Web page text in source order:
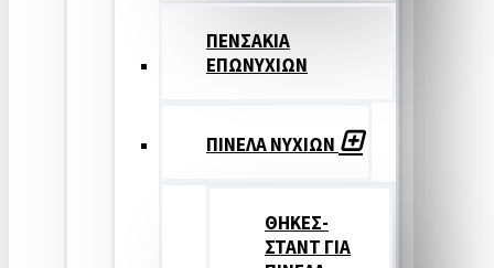
ΠΕΝΣΑΚΙΑ
ΕΠΩΝΥΧΙΩΝ
ΠΙΝΕΛΑ ΝΥΧΙΩΝ
ΘΗΚΕΣ-
ΣΤΑΝΤ ΓΙΑ